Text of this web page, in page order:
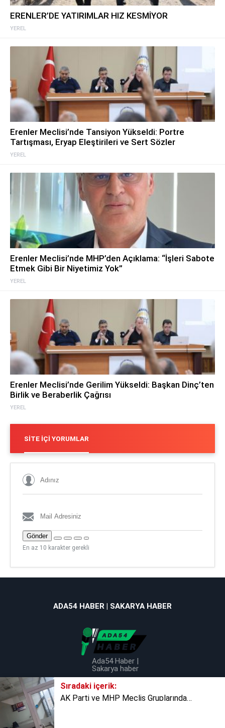
Sıradaki içerik:
AK Parti ve MHP Meclis Gruplarından Erdoğan Fotoğrafı Olayına Ortak Açıklama
YEREL
ERENLER’DE YATIRIMLAR HIZ KESMİYOR
YEREL
Erenler Meclisi’nde Tansiyon Yükseldi: Portre
Tartışması, Eryap Eleştirileri ve Sert Sözler
YEREL
Erenler Meclisi’nde MHP’den Açıklama: “İşleri Sabote
Etmek Gibi Bir Niyetimiz Yok”
YEREL
Erenler Meclisi’nde Gerilim Yükseldi: Başkan Dinç’ten
Birlik ve Beraberlik Çağrısı
SITE İÇI YORUMLAR
Gönder
En az 10 karakter gerekli
ADA54 HABER | SAKARYA HABER
Ada54 Haber |
Sakarya haber